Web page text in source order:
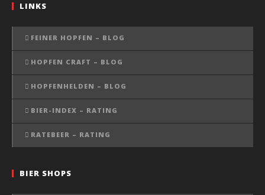
LINKS
FEINER HOPFEN – BLOG
HOPFEN CRAFT – BLOG
HOPFENHELDEN – BLOG
BIER-INDEX – RATING
RATEBEER – RATING
BIER SHOPS